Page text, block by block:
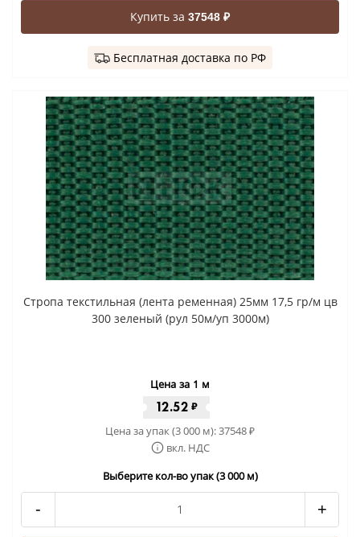
Купить за 37548 ₽
Бесплатная доставка по РФ
Стропа текстильная (лента ременная) 25мм 17,5 гр/м цв
300 зеленый (рул 50м/уп 3000м)
Цена за 1 м
12.52 ₽
Цена за упак (3 000 м):37548₽
вкл. НДС
Выберите кол-во упак (3 000 м)
- +